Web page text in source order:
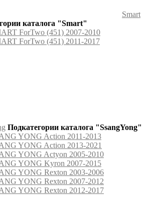
Smart
каталога "Smart"
ForTwo (451) 2007-2010
ForTwo (451) 2011-2017
Подкатегории каталога "SsangYong"
YONG Action 2011-2013
YONG Action 2013-2021
YONG Actyon 2005-2010
YONG Kyron 2007-2015
YONG Rexton 2003-2006
YONG Rexton 2007-2012
YONG Rexton 2012-2017